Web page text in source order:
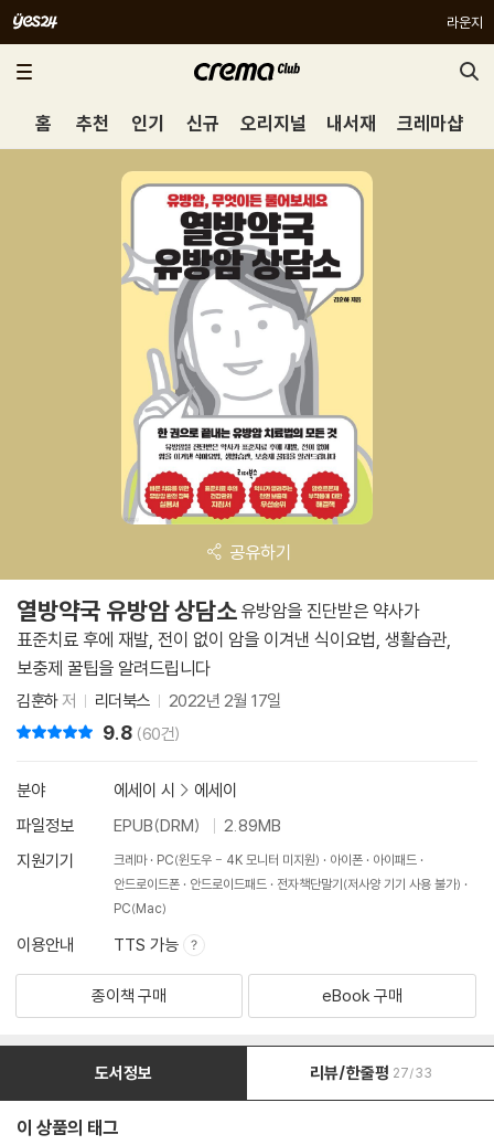
라운지
홈 추천 인기 신규 오리지널 내서재 크레마샵
공유하기
열방약국 유방암 상담소유방암을 진단받은 약사가
표준치료 후에 재발, 전이 없이 암을 이겨낸 식이요법, 생활습관,
보충제 꿀팁을 알려드립니다
김훈하저 리더북스 2022년 2월 17일
9.8 (60건)
분야 에세이 시 > 에세이
파일정보
EPUB(DRM)
2.89MB
지원기기
크레마 PC(윈도우 - 4K 모니터 미지원) 아이폰
아이패드
안드로이드폰
안드로이드패드
전자책단말기(저사양 기기 사용 불가)
PC(Mac)
이용안내 TTS 가능
종이책 구매 eBook 구매
도서정보 리뷰/한줄평 27/33
이 상품의 태그